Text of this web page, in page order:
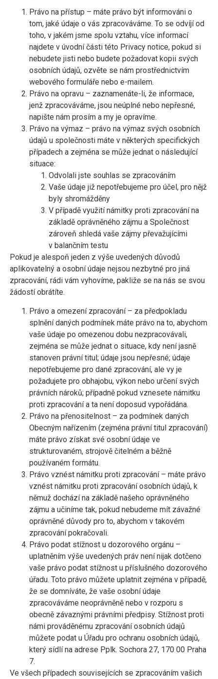
Právo na přístup – máte právo být informováni o
tom, jaké údaje o vás zpracováváme. To se odvíjí od
toho, v jakém jsme spolu vztahu, více informací
najdete v úvodní části této Privacy notice, pokud si
nebudete jisti nebo budete požadovat kopii svých
osobních údajů, ozvěte se nám prostřednictvím
webového formuláře nebo e-mailem.
Právo na opravu – zaznamenáte-li, že informace,
jenž zpracováváme, jsou neúplné nebo nepřesné,
napište nám prosím a my je opravíme.
Právo na výmaz – právo na výmaz svých osobních
údajů u společnosti máte v některých specifických
případech a zejména se může jednat o následující
situace:
Odvolali jste souhlas se zpracováním
Vaše údaje již nepotřebujeme pro účel, pro nějž
byly shromážděny
V případě využití námitky proti zpracování na
základě oprávněného zájmu a Společnost
zároveň shledá vaše zájmy převažujícími
v balančním testu
Pokud je alespoň jeden z výše uvedených důvodů
aplikovatelný a osobní údaje nejsou nezbytné pro jiná
zpracování, rádi vám vyhovíme, pakliže se na nás se svou
žádostí obrátíte.
Právo a omezení zpracování – za předpokladu
splnění daných podmínek máte právo na to, abychom
vaše údaje po omezenou dobu nezpracovávali,
zejména se může jednat o situace, kdy není jasně
stanoven právní titul; údaje jsou nepřesné; údaje
nepotřebujeme pro dané zpracování, ale vy je
požadujete pro obhajobu, výkon nebo určení svých
právních nároků; případně pokud vznesete námitku
proti zpracování a ta není doposud vypořádána.
Právo na přenositelnost – za podmínek daných
Obecným nařízením (zejména právní titul zpracování)
máte právo získat své osobní údaje ve
strukturovaném, strojově čitelném a běžně
používaném formátu.
Právo vznést námitku proti zpracování – máte právo
vznést námitku proti zpracování osobních údajů, k
němuž dochází na základě našeho oprávněného
zájmu a učiníme tak, pokud nebudeme mít závažné
oprávněné důvody pro to, abychom v takovém
zpracování pokračovali.
Právo podat stížnost u dozorového orgánu –
uplatněním výše uvedených práv není nijak dotčeno
vaše právo podat stížnost u příslušného dozorového
úřadu. Toto právo můžete uplatnit zejména v případě,
že se domníváte, že vaše osobní údaje
zpracováváme neoprávněně nebo v rozporu s
obecně závaznými právními předpisy. Stížnost proti
námi prováděnému zpracování osobních údajů
můžete podat u Úřadu pro ochranu osobních údajů,
který sídlí na adrese Pplk. Sochora 27, 170 00 Praha
7.
Ve všech případech souvisejících se zpracováním vašich